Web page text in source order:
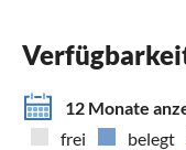
12 Monate
frei
belegt